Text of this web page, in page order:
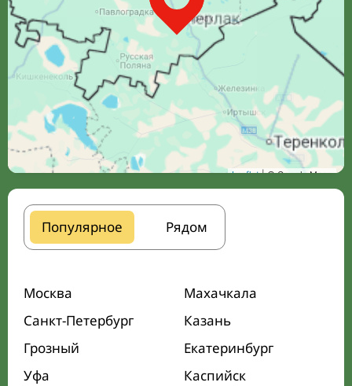
Leaflet| © Google Maps
Популярное Рядом
Москва
Махачкала
Санкт-Петербург
Казань
Грозный
Екатеринбург
Уфа
Каспийск